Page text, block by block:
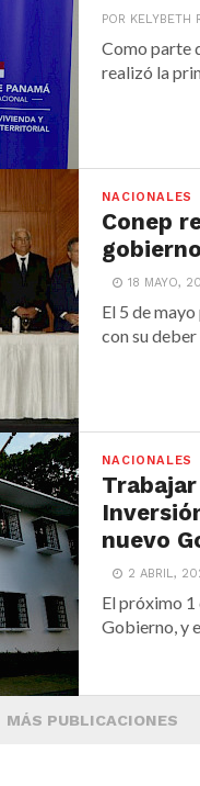
POR KELYBETH
Como parte
realizó la
NACIONALES
Conep
gobierno
18 MAYO,
El 5 de
con su
NACIONALES
nuevo
2 ABRIL,
El próximo 1
Gobierno, y
MÁS PUBLICACIONES